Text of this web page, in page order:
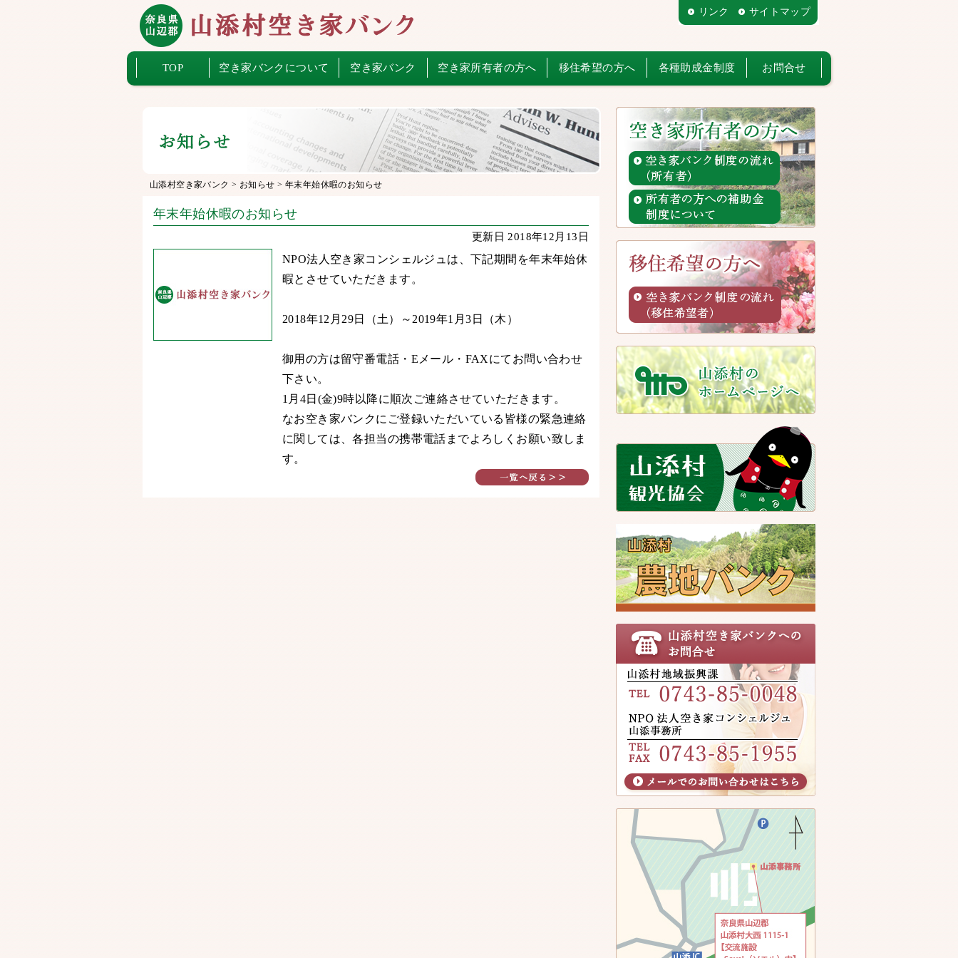
リンク サイトマップ
TOP 空き家バンクについて 空き家バンク 空き家所有者の方へ 移住希望の方へ 各種助成金制度 お問合せ
山添村空き家バンク > お知らせ > 年末年始休暇のお知らせ
年末年始休暇のお知らせ
更新日 2018年12月13日
NPO法人空き家コンシェルジュは、下記期間を年末年始休
暇とさせていただきます。
2018年12月29日（土）～2019年1月3日（木）
御用の方は留守番電話・Eメール・FAXにてお問い合わせ
下さい。
1月4日(金)9時以降に順次ご連絡させていただきます。
なお空き家バンクにご登録いただいている皆様の緊急連絡
に関しては、各担当の携帯電話までよろしくお願い致しま
す。